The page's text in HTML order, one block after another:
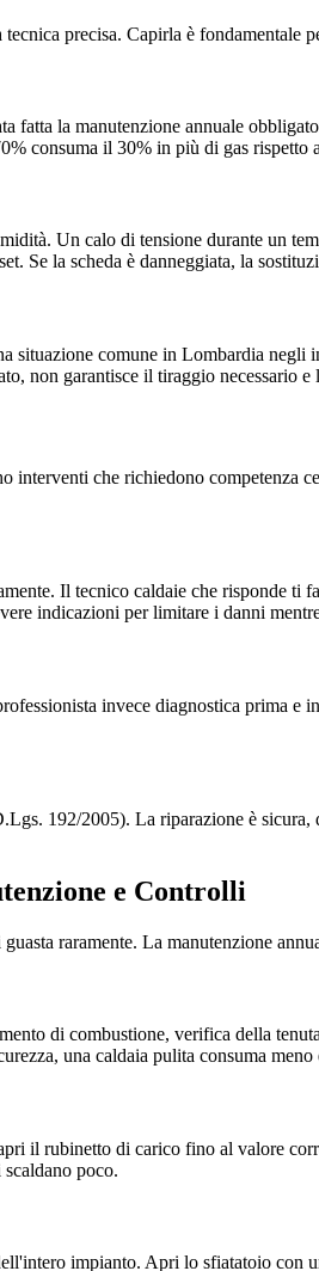
precisa. Capirla è
fatta la manutenzione annuale
consuma il 30% in più di gas rispetto
Un calo di tensione durante un
Se la scheda è danneggiata, la
situazione comune in Lombardia
non garantisce il tiraggio necessario
che richiedono competenza
Il tecnico caldaie che risponde ti
indicazioni per limitare i danni
invece diagnostica prima e
192/2005). La riparazione è
e Controlli
raramente. La manutenzione
di combustione, verifica della
una caldaia pulita consuma meno
il rubinetto di carico fino al valore
poco.
impianto. Apri lo sfiatatoio con